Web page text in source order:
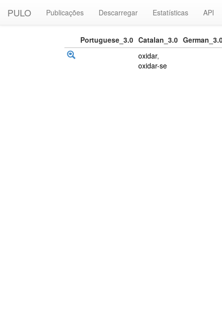
PULO Publicações Descarregar Estatísticas API
Portuguese_3.0 Catalan_3.0
oxidar,
oxidar-se